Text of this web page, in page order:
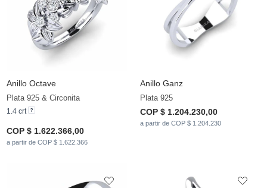
Anillo Octave
Plata 925 & Circonita
1.4 crt
COP $ 1.622.366,00
a partir de COP $ 1.622.366
Anillo Ganz
Plata 925
COP $ 1.204.230,00
a partir de COP $ 1.204.230